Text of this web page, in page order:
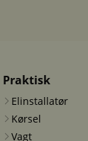
Praktisk
Elinstallatør
Kørsel
Vagt